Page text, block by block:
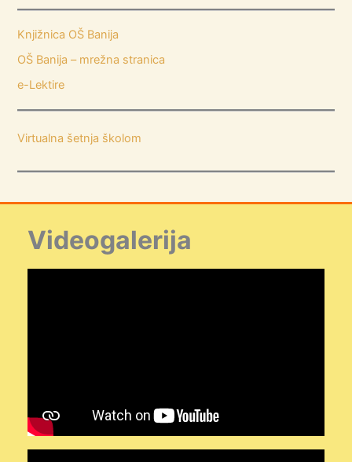
Knjižnica OŠ Banija
OŠ Banija – mrežna stranica
e-Lektire
Virtualna šetnja školom
Videogalerija